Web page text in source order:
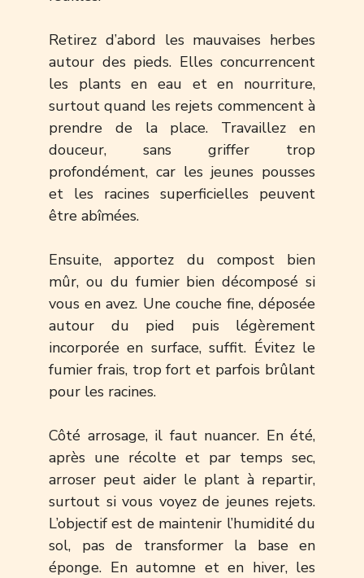
Retirez d’abord les mauvaises herbes
autour des pieds. Elles concurrencent
les plants en eau et en nourriture,
surtout quand les rejets commencent à
prendre de la place. Travaillez en
douceur, sans griffer trop
profondément, car les jeunes pousses
et les racines superficielles peuvent
être abîmées.
Ensuite, apportez du compost bien
mûr, ou du fumier bien décomposé si
vous en avez. Une couche fine, déposée
autour du pied puis légèrement
incorporée en surface, suffit. Évitez le
fumier frais, trop fort et parfois brûlant
pour les racines.
Côté arrosage, il faut nuancer. En été,
après une récolte et par temps sec,
arroser peut aider le plant à repartir,
surtout si vous voyez de jeunes rejets.
L’objectif est de maintenir l’humidité du
sol, pas de transformer la base en
éponge. En automne et en hiver, les